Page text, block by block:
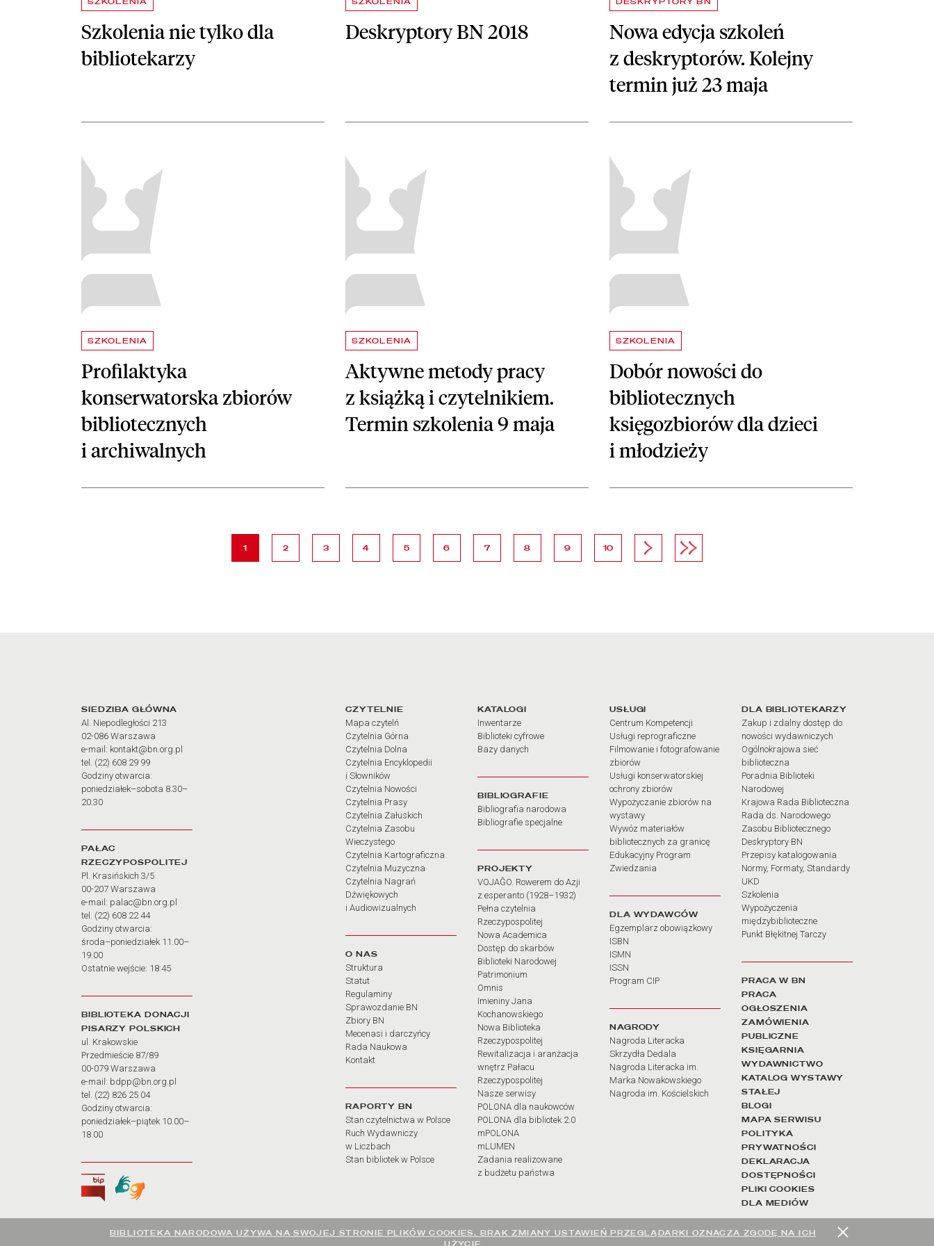
BIBLIOTEKA NARODOWA UŻYWA NA SWOJEJ STRONIE PLIKÓW COOKIES. BRAK ZMIANY USTAWIEŃ PRZEGLĄDARKI OZNACZA ZGODĘ NA ICH
Szkolenia nie tylko dla
bibliotekarzy
Deskryptory BN 2018
Nowa edycja szkoleń
z deskryptorów. Kolejny
termin już 23 maja
SZKOLENIA
Profilaktyka
konserwatorska zbiorów
bibliotecznych
i archiwalnych
czytaj więcej o Profilaktyka konserwatorska zbiorów bibliotecznych i archiwalnych
SZKOLENIA
Aktywne metody pracy
z książką i czytelnikiem.
Termin szkolenia 9 maja
czytaj więcej o Aktywne metody pracy z książką i czytelnikiem. Termin szkolenia 9 maja
SZKOLENIA
Dobór nowości do
bibliotecznych
księgozbiorów dla dzieci
i młodzieży
czytaj więcej o Dobór nowości do bibliotecznych księgozbiorów dla dzieci i
strona
1 strona
2 strona
3 strona
4 strona
5 strona
6 strona
7 strona
8 strona
9 strona
10 Następna stronaOstatnia strona
Adres oraz godziny otwarcia
SIEDZIBA GŁÓWNA
Al. Niepodległości 213
02-086 Warszawa
e-mail: kontakt@bn.org.pl
tel. (22) 608 29 99
Godziny otwarcia:
poniedziałek–sobota 8.30–
20.30
PAŁAC
RZECZYPOSPOLITEJ
Pl. Krasińskich 3/5
00-207 Warszawa
e-mail: palac@bn.org.pl
tel. (22) 608 22 44
Godziny otwarcia:
środa–poniedziałek 11.00–
19.00
Ostatnie wejście: 18:45
BIBLIOTEKA DONACJI
PISARZY POLSKICH
ul. Krakowskie
Przedmieście 87/89
00-079 Warszawa
e-mail: bdpp@bn.org.pl
tel. (22) 826 25 04
Godziny otwarcia:
poniedziałek–piątek 10.00–
18.00
Biuletyn Informacji Publicznej
Tłumacz języka migowego
Linki do najważniejszych działów
CZYTELNIE
Mapa czytelń
Czytelnia Górna
Czytelnia Dolna
Czytelnia Encyklopedii
i Słowników
Czytelnia Nowości
Czytelnia Prasy
Czytelnia Załuskich
Czytelnia Zasobu
Wieczystego
Czytelnia Kartograficzna
Czytelnia Muzyczna
Czytelnia Nagrań
Dźwiękowych
i Audiowizualnych
O NAS
Struktura
Statut
Regulaminy
Sprawozdanie BN
Zbiory BN
Mecenasi i darczyńcy
Rada Naukowa
Kontakt
RAPORTY BN
Stan czytelnictwa w Polsce
Ruch Wydawniczy
w Liczbach
Stan bibliotek w Polsce
KATALOGI
Inwentarze
Biblioteki cyfrowe
Bazy danych
BIBLIOGRAFIE
Bibliografia narodowa
Bibliografie specjalne
PROJEKTY
VOJAĜO. Rowerem do Azji
z esperanto (1928–1932)
Pełna czytelnia
Rzeczypospolitej
Nowa Academica
Dostęp do skarbów
Biblioteki Narodowej
Patrimonium
Omnis
Imieniny Jana
Kochanowskiego
Nowa Biblioteka
Rzeczypospolitej
Rewitalizacja i aranżacja
wnętrz Pałacu
Rzeczypospolitej
Nasze serwisy
POLONA dla naukowców
POLONA dla bibliotek 2.0
mPOLONA
mLUMEN
Zadania realizowane
z budżetu państwa
USŁUGI
Centrum Kompetencji
Usługi reprograficzne
Filmowanie i fotografowanie
zbiorów
Usługi konserwatorskiej
ochrony zbiorów
Wypożyczanie zbiorów na
wystawy
Wywóz materiałów
bibliotecznych za granicę
Edukacyjny Program
Zwiedzania
DLA WYDAWCÓW
Egzemplarz obowiązkowy
ISBN
ISMN
ISSN
Program CIP
NAGRODY
Nagroda Literacka
Skrzydła Dedala
Nagroda Literacka im.
Marka Nowakowskiego
Nagroda im. Kościelskich
DLA BIBLIOTEKARZY
Zakup i zdalny dostęp do
nowości wydawniczych
Ogólnokrajowa sieć
biblioteczna
Poradnia Biblioteki
Narodowej
Krajowa Rada Biblioteczna
Rada ds. Narodowego
Zasobu Bibliotecznego
Deskryptory BN
Przepisy katalogowania
Normy, Formaty, Standardy
UKD
Szkolenia
Wypożyczenia
międzybiblioteczne
Punkt Błękitnej Tarczy
PRACA W BN
PRACA
OGŁOSZENIA
ZAMÓWIENIA
PUBLICZNE
KSIĘGARNIA
WYDAWNICTWO
KATALOG WYSTAWY
STAŁEJ
BLOGI
MAPA SERWISU
POLITYKA
PRYWATNOŚCI
DEKLARACJA
DOSTĘPNOŚCI
PLIKI COOKIES
DLA MEDIÓW